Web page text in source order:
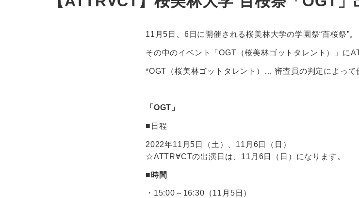
11月5日、6日に開催される桜美林大学の学園祭“百桜祭”。
その中のイベント「OGT（桜美林ゴットタレント）」に
*OGT（桜美林ゴットタレント）… 審査員の判定によって
「OGT」
■日程
2022年11月5日（土）、11月6日（日）
☆ATTR∀CTの出演日は、11月6日（日）になります。
■時間
・15:00～16:30（11月5日）